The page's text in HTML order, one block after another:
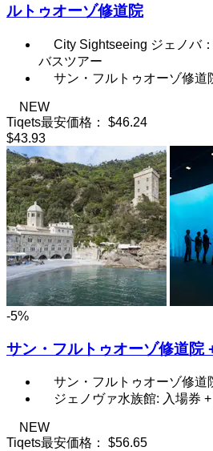
ルトゥオーゾ修道院
City Sightseeing ジェノバ
バスツアー
サン・フルトゥオーゾ修道
NEW
Tiqets最安価格：
$46.24
$43.93
-5%
サン・フルトゥオーゾ修道院
サン・フルトゥオーゾ修道
ジェノヴァ水族館: 入場券
NEW
Tiqets最安価格：
$56.65